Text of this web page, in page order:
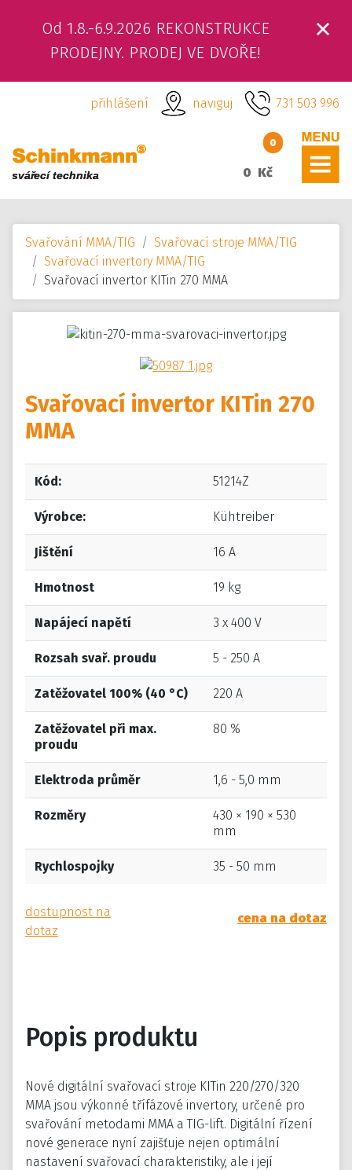
Od 1.8.-6.9.2026 REKONSTRUKCE
PRODEJNY. PRODEJ VE DVOŘE!
731 503 996
naviguj
přihlášení
0
0 Kč
ÚVOD
O NÁS
KAMENNÁ PRODEJNA
KONTAKTY
Svařování MMA/TIG
Svařovací stroje MMA/TIG
Svařovací invertory MMA/TIG
Svařovací invertor KITin 270 MMA
Svařovací invertor KITin 270
MMA
Kód: 51214Z
Výrobce: Kühtreiber
Jištění 16 A
Hmotnost 19 kg
Napájecí napětí 3 x 400 V
Rozsah svař. proudu 5 - 250 A
Zatěžovatel 100% (40 °C) 220 A
Zatěžovatel při max.
proudu
80 %
Elektroda průměr 1,6 - 5,0 mm
Rozměry
430 × 190 × 530
mm
Rychlospojky 35 - 50 mm
dostupnost na
dotaz
cena na dotaz
Popis produktu
Nové digitální svařovací stroje KITin 220/270/320
MMA jsou výkonné třífázové invertory, určené pro
svařování metodami MMA a TIG-lift. Digitální řízení
nové generace nyní zajišťuje nejen optimální
nastavení svařovací charakteristiky, ale i její